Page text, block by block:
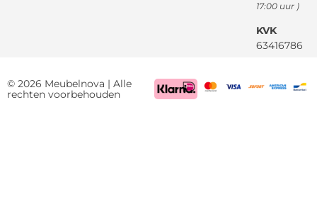
17:00 uur )
KVK
63416786
© 2026 Meubelnova | Alle
rechten voorbehouden